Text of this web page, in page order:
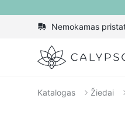
Nemokamas
Calypso
Katalogas Žiedai